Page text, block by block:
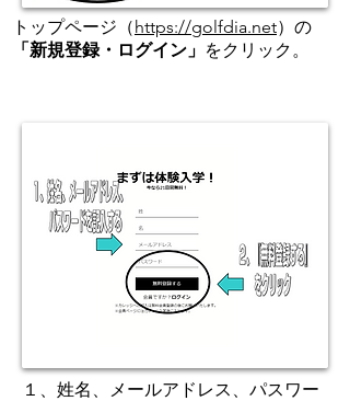
トップページ（https://golfdia.net）の
「新規登録・ログイン」 をクリック。
１、姓名、メールアドレス、パスワー